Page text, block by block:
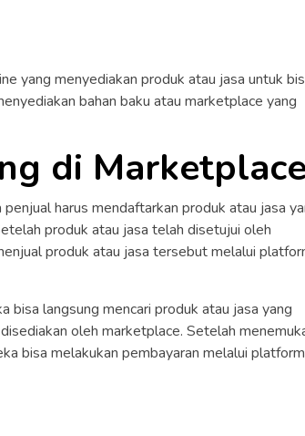
yang menyediakan produk atau jasa untuk
bahan baku atau marketplace yang
di Marketplace
harus mendaftarkan produk atau jasa
produk atau jasa telah disetujui oleh
produk atau jasa tersebut melalui
bisa langsung mencari produk atau jasa yang
oleh marketplace. Setelah
bisa melakukan pembayaran melalui platform